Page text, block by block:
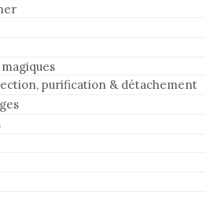
purification & détachement